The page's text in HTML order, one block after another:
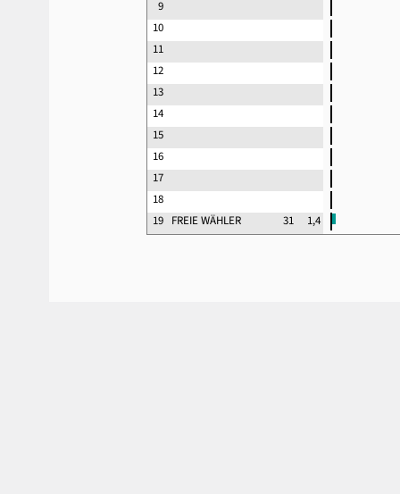
9
10
11
12
13
14
15
16
17
18
19 FREIE WÄHLER 31 1,4